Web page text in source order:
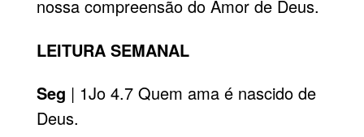
nossa compreensão do Amor de Deus.
LEITURA SEMANAL
Seg | 1Jo 4.7 Quem ama é nascido de
Deus.